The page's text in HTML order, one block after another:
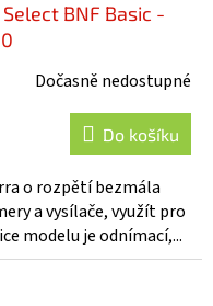
BNF Basic -
Dočasně nedostupné
Do košíku
o rozpětí bezmála
a vysílače, využít pro
modelu je odnímací,...